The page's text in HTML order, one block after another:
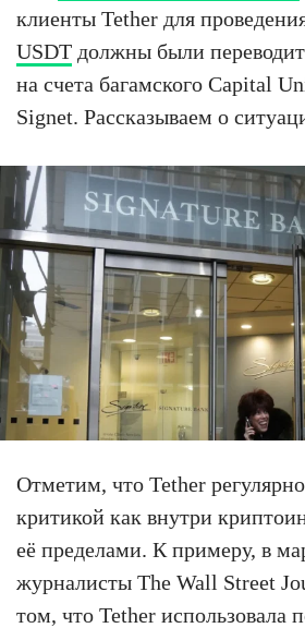
клиенты Tether для
USDT должны были
на счета багамского Capital
Signet. Рассказываем о
Отметим, что Tether регулярно
критикой как внутри
её пределами. К примеру, в
журналисты The Wall Street
том, что Tether использовала